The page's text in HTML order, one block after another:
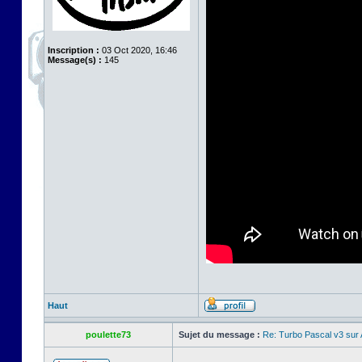
Inscription : 03 Oct 2020, 16:46
Message(s) : 145
Haut
poulette73 Sujet du message : Re: Turbo Pascal v3 sur